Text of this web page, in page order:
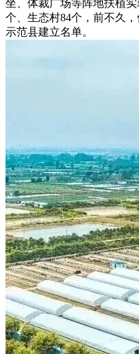
坐、体裁广场等阵地扶植
个、生态村84个，前不久
示范县建立名单。